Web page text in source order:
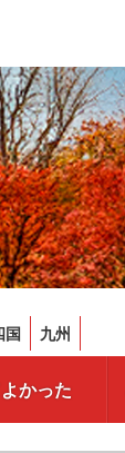
国 九州
かった